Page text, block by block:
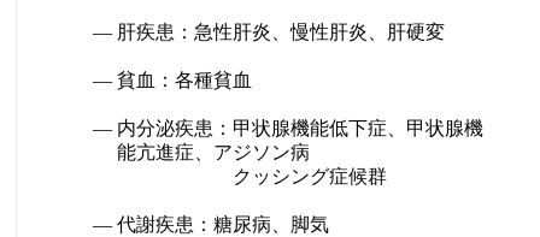
肝疾患：急性肝炎、慢性肝炎、肝硬変
貧血：各種貧血
内分泌疾患：甲状腺機能低下症、甲状腺機
能亢進症、アジソン病
クッシング症候群
代謝疾患：糖尿病、脚気